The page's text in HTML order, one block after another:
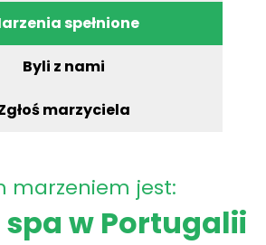
spełnione
Byli z nami
marzyciela
marzeniem jest:
w Portugalii